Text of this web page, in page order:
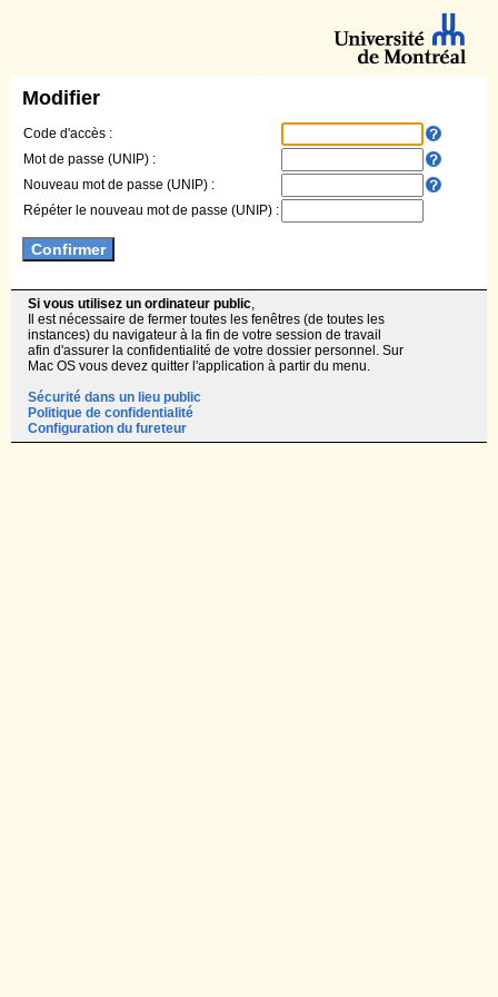
Modifier
Code d'accès :
Mot de passe (UNIP) :
Nouveau mot de passe (UNIP) :
Répéter le nouveau mot de passe (UNIP) :
Si vous utilisez un ordinateur public,
Il est nécessaire de fermer toutes les fenêtres (de toutes les
instances) du navigateur à la fin de votre session de travail
afin d'assurer la confidentialité de votre dossier personnel. Sur
Mac OS vous devez quitter l'application à partir du menu.
Sécurité dans un lieu public
Politique de confidentialité
Configuration du fureteur